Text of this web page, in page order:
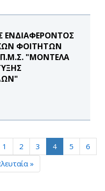
ΕΝΔΙΑΦΕΡΟΝΤΟΣ
ΦΟΙΤΗΤΩΝ
Π.Μ.Σ. "ΜΟΝΤΕΛΑ
1 2 3 4 5
6
»